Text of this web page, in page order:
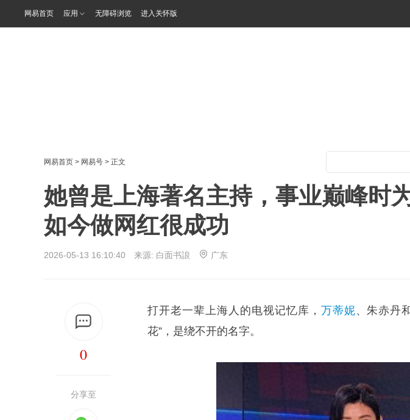
网易首页 应用 无障碍浏览 进入关怀版
网易首页 > 网易号 > 正文
她曾是上海著名主持，事业巅峰时
如今做网红很成功
2026-05-13 16:10:40 来源: 白面书誏 广东
0
分享至
打开老一辈上海人的电视记忆库， 万蒂妮、朱赤丹
花”，是绕不开的名字。